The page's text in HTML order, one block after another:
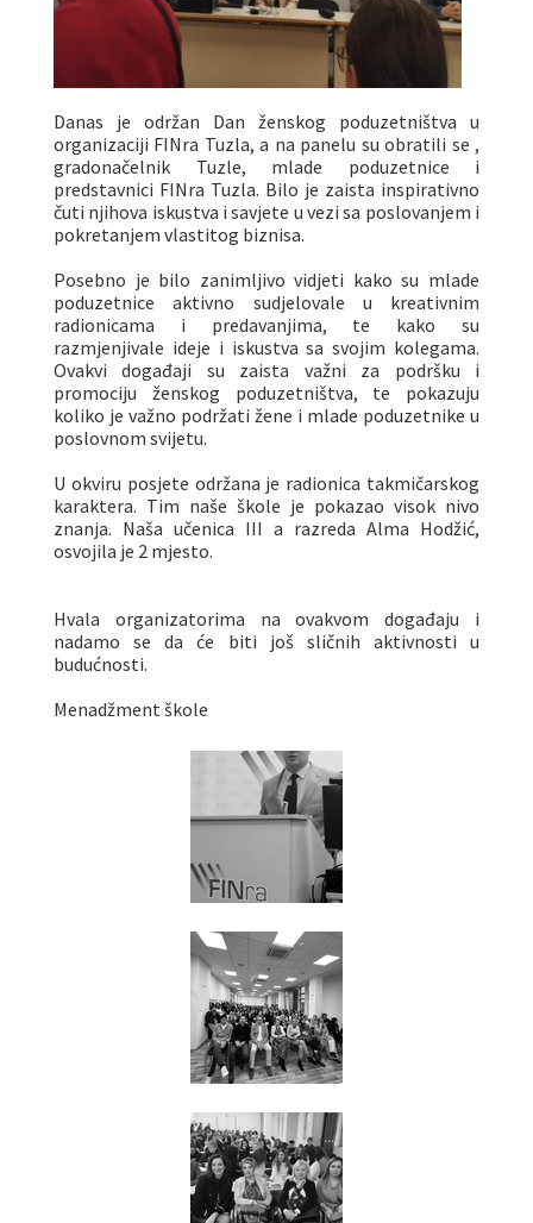
Danas je održan Dan ženskog poduzetništva u
organizaciji FINra Tuzla, a na panelu su obratili se ,
gradonačelnik Tuzle, mlade poduzetnice i
predstavnici FINra Tuzla. Bilo je zaista inspirativno
čuti njihova iskustva i savjete u vezi sa poslovanjem i
pokretanjem vlastitog biznisa.
Posebno je bilo zanimljivo vidjeti kako su mlade
poduzetnice aktivno sudjelovale u kreativnim
radionicama i predavanjima, te kako su
razmjenjivale ideje i iskustva sa svojim kolegama.
Ovakvi događaji su zaista važni za podršku i
promociju ženskog poduzetništva, te pokazuju
koliko je važno podržati žene i mlade poduzetnike u
poslovnom svijetu.
U okviru posjete održana je radionica takmičarskog
karaktera. Tim naše škole je pokazao visok nivo
znanja. Naša učenica III a razreda Alma Hodžić,
osvojila je 2 mjesto.
Hvala organizatorima na ovakvom događaju i
nadamo se da će biti još sličnih aktivnosti u
budućnosti.
Menadžment škole